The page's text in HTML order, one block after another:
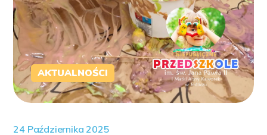
AKTUALNOŚCI
24 Października 2025